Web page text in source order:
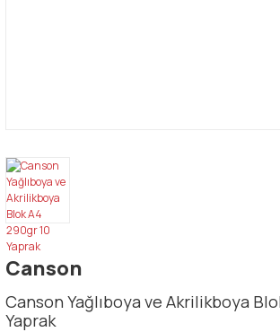
Canson
Canson Yağlıboya ve Akrilikboya
Yaprak